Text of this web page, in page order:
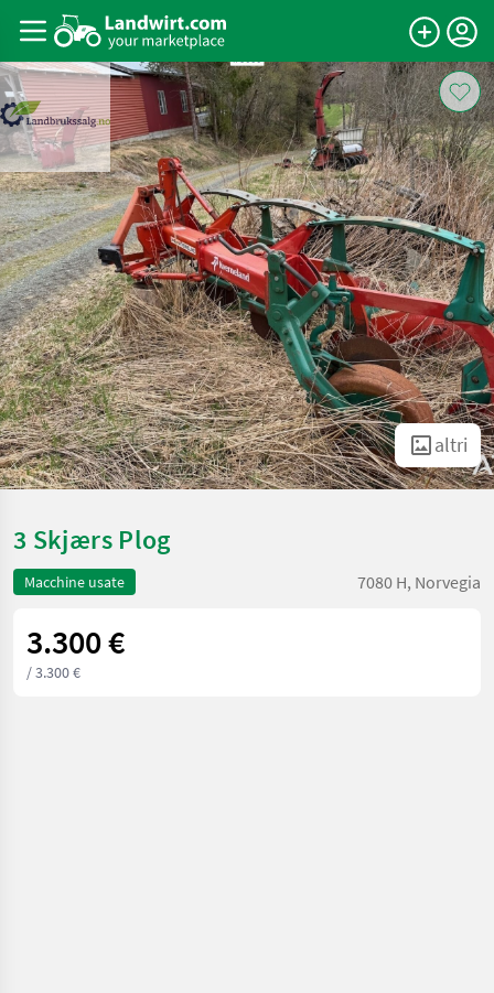
altri
3 Skjærs Plog
Macchine usate 7080 H, Norvegia
3.300 €
/ 3.300 €